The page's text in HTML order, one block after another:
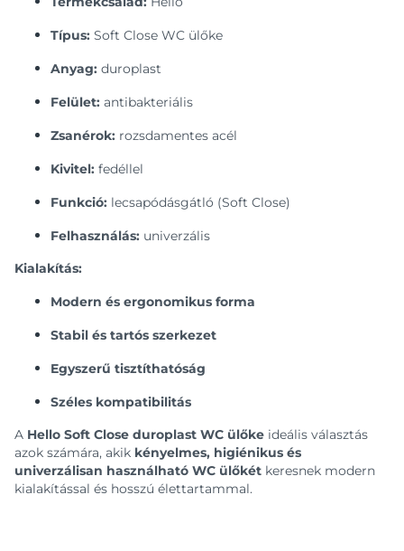
Típus: Soft Close WC ülőke
Anyag: duroplast
Felület: antibakteriális
Zsanérok: rozsdamentes acél
Kivitel: fedéllel
Funkció: lecsapódásgátló (Soft Close)
Felhasználás: univerzális
Kialakítás:
Modern és ergonomikus forma
Stabil és tartós szerkezet
Egyszerű tisztíthatóság
Széles kompatibilitás
A Hello Soft Close duroplast WC ülőke ideális választás
azok számára, akik kényelmes, higiénikus és
univerzálisan használható WC ülőkét keresnek modern
kialakítással és hosszú élettartammal.